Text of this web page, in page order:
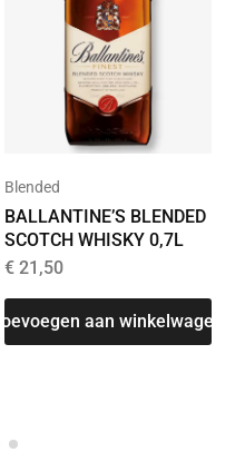
Blended
BALLANTINE’S BLENDED
SCOTCH WHISKY 0,7L
€21,50
Toevoegen aan winkelwagen